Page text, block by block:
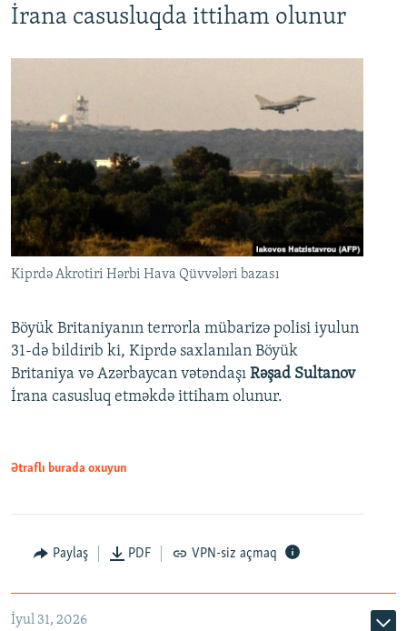
İrana casusluqda ittiham olunur
Kiprdə Akrotiri Hərbi Hava Qüvvələri bazası
Böyük Britaniyanın terrorla mübarizə polisi iyulun
31-də bildirib ki, Kiprdə saxlanılan Böyük
Britaniya və Azərbaycan vətəndaşı Rəşad Sultanov
İrana casusluq etməkdə ittiham olunur.
Ətraflı burada oxuyun
Paylaş PDF VPN-siz açmaq
İyul 31, 2026